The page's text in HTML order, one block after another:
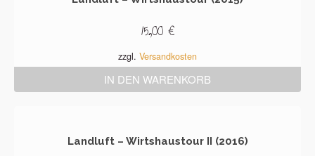
15,00 €
zzgl. Versandkosten
IN DEN WARENKORB
Landluft – Wirtshaustour II (2016)